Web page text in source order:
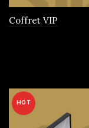
Coffret VIP
HOT